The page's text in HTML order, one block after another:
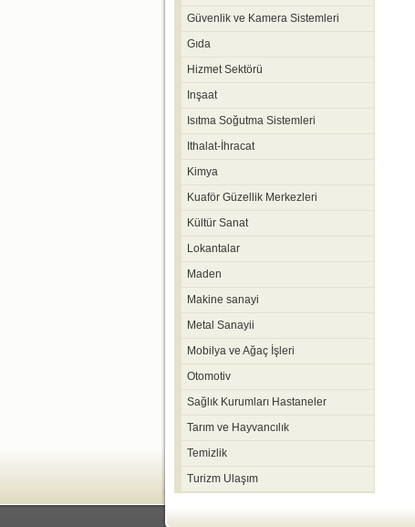
Güvenlik ve Kamera Sistemleri
Gıda
Hizmet Sektörü
Inşaat
Isıtma Soğutma Sistemleri
Ithalat-İhracat
Kimya
Kuaför Güzellik Merkezleri
Kültür Sanat
Lokantalar
Maden
Makine sanayi
Metal Sanayii
Mobilya ve Ağaç İşleri
Otomotiv
Sağlık Kurumları Hastaneler
Tarım ve Hayvancılık
Temizlik
Turizm Ulaşım